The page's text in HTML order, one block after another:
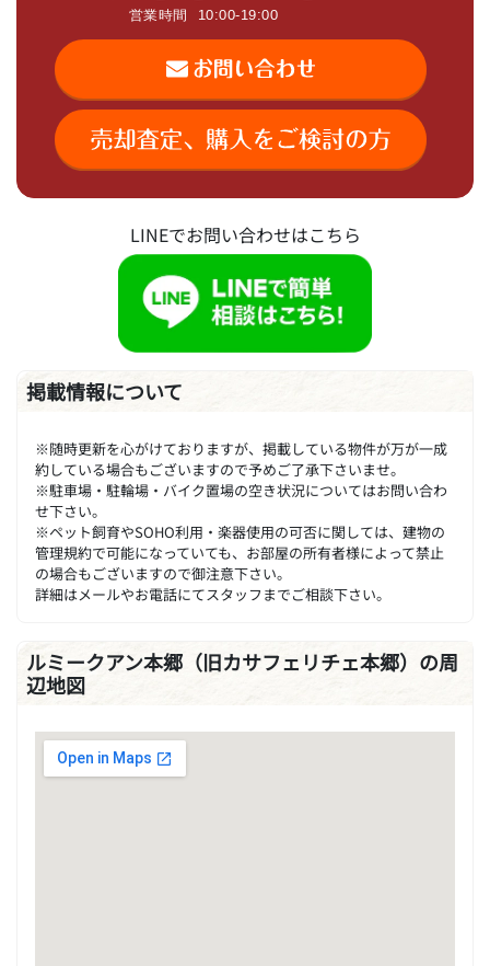
LINEでお問い合わせはこちら
掲載情報について
※随時更新を心がけておりますが、掲載している物件が万が一成
約している場合もございますので予めご了承下さいませ。
※駐車場・駐輪場・バイク置場の空き状況についてはお問い合わ
せ下さい。
※ペット飼育やSOHO利用・楽器使用の可否に関しては、建物の
管理規約で可能になっていても、お部屋の所有者様によって禁止
の場合もございますので御注意下さい。
詳細はメールやお電話にてスタッフまでご相談下さい。
ルミークアン本郷（旧カサフェリチェ本郷）の周
辺地図